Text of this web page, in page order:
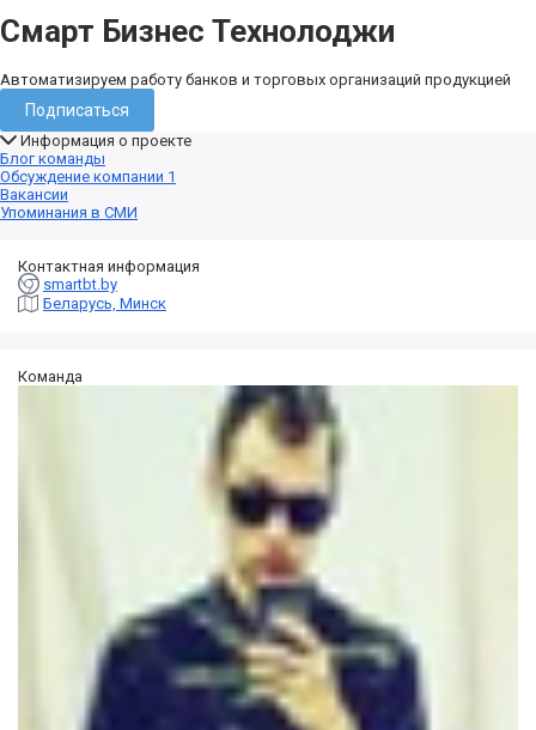
Смарт Бизнес Технолоджи
Автоматизируем работу банков и торговых организаций продукцией
Подписаться
Информация о проекте
Блог команды
Обсуждение компании 1
Вакансии
Упоминания в СМИ
Контактная информация
smartbt.by
Беларусь, Минск
Команда